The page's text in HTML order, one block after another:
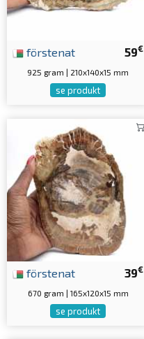
59€
förstenat
925 gram | 210x140x15 mm
se produkt
39€
förstenat
670 gram | 165x120x15 mm
se produkt